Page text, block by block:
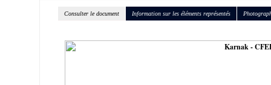
Consulter le document Information sur les éléments représentés